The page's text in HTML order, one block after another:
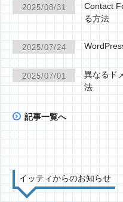
2025/08/31
Contact
る方法
2025/07/24
2025/07/01
異なるド
法
記事一覧へ
イッティからのお知らせ